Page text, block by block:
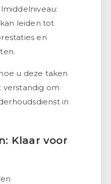
leiden tot
en
u deze taken
verstandig om
in
Klaar voor